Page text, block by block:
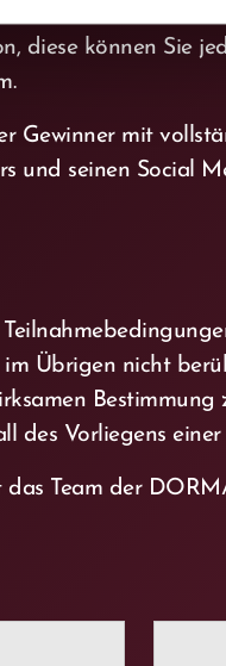
Nutzung
diese können Sie
Gewinner mit
und seinen Social
Übrigen nicht
des Vorliegens
Team der